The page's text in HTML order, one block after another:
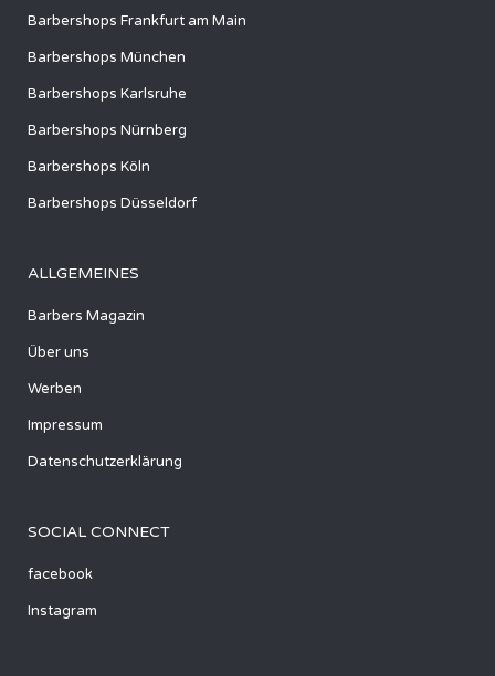
Barbershops Frankfurt am Main
Barbershops München
Barbershops Karlsruhe
Barbershops Nürnberg
Barbershops Köln
Barbershops Düsseldorf
ALLGEMEINES
Barbers Magazin
Über uns
Werben
Impressum
Datenschutzerklärung
SOCIAL CONNECT
facebook
Instagram